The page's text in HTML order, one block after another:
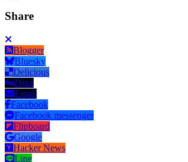
Share
Blogger
Bluesky
Delicious
Digg
Email
Facebook
Facebook messenger
Flipboard
Google
Hacker News
Line